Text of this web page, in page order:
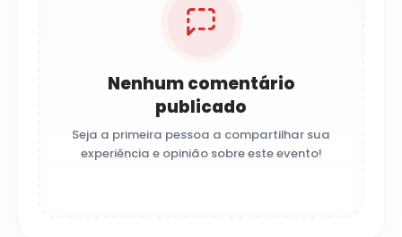
Nenhum comentário
publicado
Seja a primeira pessoa a compartilhar sua
experiência e opinião sobre este evento!